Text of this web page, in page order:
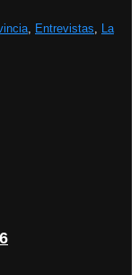
Entrevistas
La